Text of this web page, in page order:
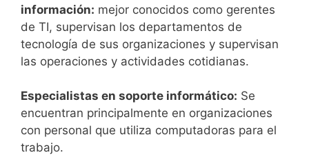
información: mejor conocidos como gerentes
de TI, supervisan los departamentos de
tecnología de sus organizaciones y supervisan
las operaciones y actividades cotidianas.
Especialistas en soporte informático: Se
encuentran principalmente en organizaciones
con personal que utiliza computadoras para el
trabajo.